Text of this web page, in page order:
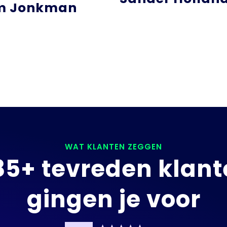
Jonkman
WAT KLANTEN ZEGGEN
tevreden
gingen je voor